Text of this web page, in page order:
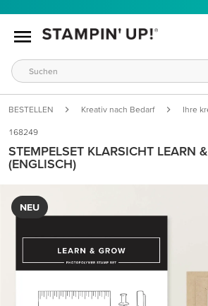
BESTELLEN Kreativ nach Bedarf Ihre
168249
STEMPELSET KLARSICHT LEARN
(ENGLISCH)
NEU